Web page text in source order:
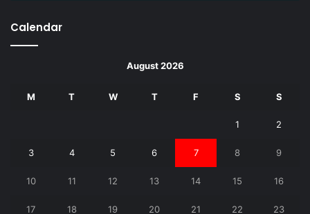
Calendar
August 2026
M T W T F S S
1 2
3 4 5 6 7 8 9
10 11 12 13 14 15 16
17 18 19 20 21 22 23